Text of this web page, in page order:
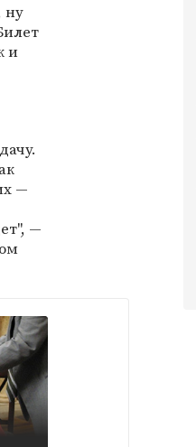
ну
и
—
—